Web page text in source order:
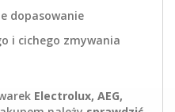
dopasowanie
i cichego zmywania
Electrolux, AEG,